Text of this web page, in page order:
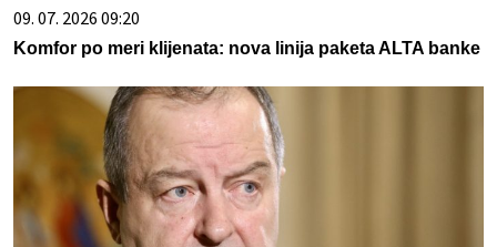
09. 07. 2026 09:20
Komfor po meri klijenata: nova linija paketa ALTA banke